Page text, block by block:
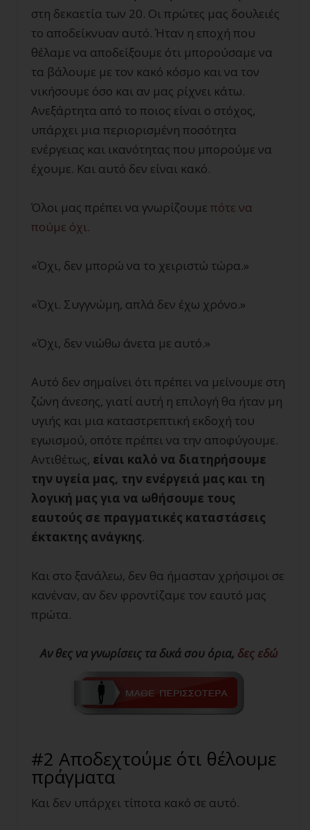
στη δεκαετία των 20. Οι πρώτες μας δουλειές
το αποδείκνυαν αυτό. Ήταν η εποχή που
θέλαμε να αποδείξουμε ότι μπορούσαμε να
τα βάλουμε με τον κακό κόσμο και να τον
νικήσουμε όσο και αν μας ρίχνει κάτω.
Ανεξάρτητα από το ποιος είναι ο στόχος,
υπάρχει μια περιορισμένη ποσότητα
ενέργειας και ικανότητας που μπορούμε να
έχουμε. Και αυτό δεν είναι κακό.
Όλοι μας πρέπει να γνωρίζουμε πότε να
πούμε όχι.
«Όχι, δεν μπορώ να το χειριστώ τώρα.»
«Όχι. Συγγνώμη, απλά δεν έχω χρόνο.»
«Όχι, δεν νιώθω άνετα με αυτό.»
Αυτό δεν σημαίνει ότι πρέπει να μείνουμε στη
ζώνη άνεσης, γιατί αυτή η επιλογή θα ήταν μη
υγιής και μια καταστρεπτική εκδοχή του
εγωισμού, οπότε πρέπει να την αποφύγουμε.
Αντιθέτως, είναι καλό να διατηρήσουμε
την υγεία μας, την ενέργειά μας και τη
λογική μας για να ωθήσουμε τους
εαυτούς σε πραγματικές καταστάσεις
έκτακτης ανάγκης.
Και στο ξανάλεω, δεν θα ήμασταν χρήσιμοι σε
κανέναν, αν δεν φροντίζαμε τον εαυτό μας
πρώτα.
Αν θες να γνωρίσεις τα δικά σου όρια, δες εδώ
#2 Αποδεχτούμε ότι θέλουμε
πράγματα
Και δεν υπάρχει τίποτα κακό σε αυτό.